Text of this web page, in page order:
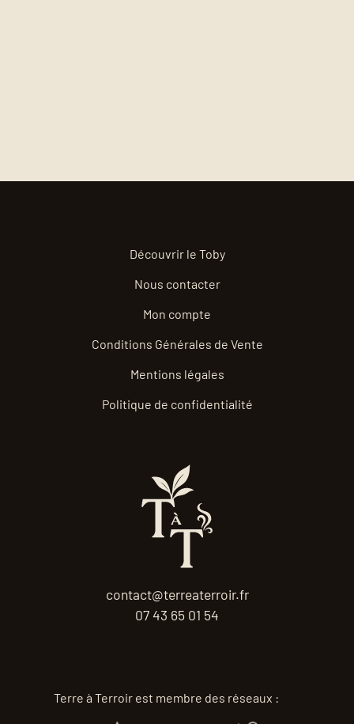
Découvrir le Toby
Nous contacter
Mon compte
Conditions Générales de Vente
Mentions légales
Politique de confidentialité
contact@terreaterroir.fr
07 43 65 01 54
Terre à Terroir est membre des réseaux :